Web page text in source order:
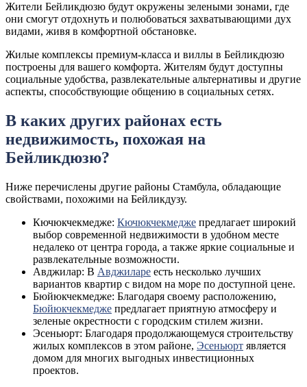
Жители Бейликдюзю будут окружены зелеными зонами, где
они смогут отдохнуть и полюбоваться захватывающими дух
видами, живя в комфортной обстановке.
Жилые комплексы премиум-класса и виллы в Бейликдюзю
построены для вашего комфорта. Жителям будут доступны
социальные удобства, развлекательные альтернативы и другие
аспекты, способствующие общению в социальных сетях.
В каких других районах есть
недвижимость, похожая на
Бейликдюзю?
Ниже перечислены другие районы Стамбула, обладающие
свойствами, похожими на Бейликдузу.
Кючюкчекмедже: Кючюкчекмедже предлагает широкий
выбор современной недвижимости в удобном месте
недалеко от центра города, а также яркие социальные и
развлекательные возможности.
Авджилар: В Авджиларе есть несколько лучших
вариантов квартир с видом на море по доступной цене.
Бюйюкчекмедже: Благодаря своему расположению,
Бюйюкчекмедже предлагает приятную атмосферу и
зеленые окрестности с городским стилем жизни.
Эсеньюрт: Благодаря продолжающемуся строительству
жилых комплексов в этом районе, Эсеньюрт является
домом для многих выгодных инвестиционных
проектов.